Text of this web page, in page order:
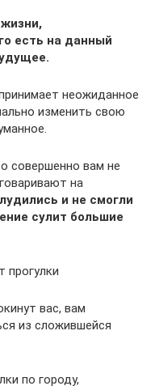
есть на данный
неожиданное
изменить свою
совершенно вам не
на
и не смогли
сулит большие
прогулки
вас, вам
из сложившейся
по городу,